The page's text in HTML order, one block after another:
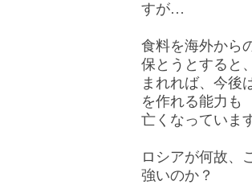
すが…
食料を海外から
保とうとすると
まれれば、今後
を作れる能力も
亡くなっていま
ロシアが何故、
強いのか？